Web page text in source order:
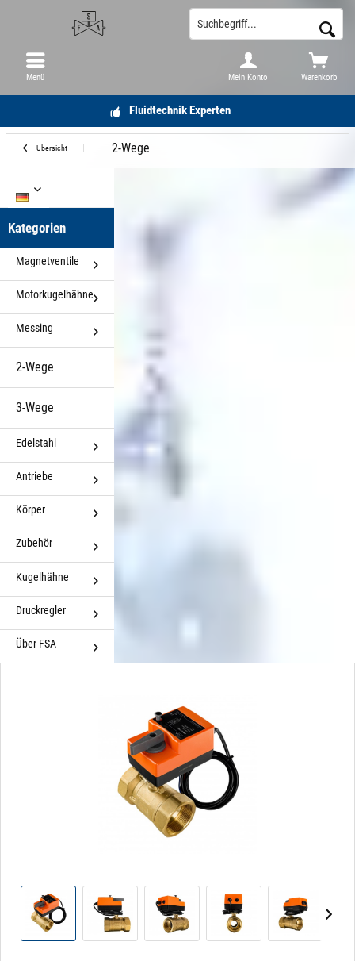
Fluidtechnik Experten
Warenkorb
Mein Konto
Menü
Übersicht 2-Wege
Kategorien
Magnetventile
Motorkugelhähne
Messing
2-Wege
3-Wege
Edelstahl
Antriebe
Körper
Zubehör
Kugelhähne
Druckregler
Über FSA